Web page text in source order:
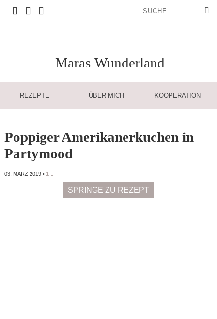
Maras Wunderland
REZEPTE ÜBER MICH KOOPERATION
Poppiger Amerikanerkuchen in
Partymood
03. MÄRZ 2019• 1
SPRINGE ZU REZEPT